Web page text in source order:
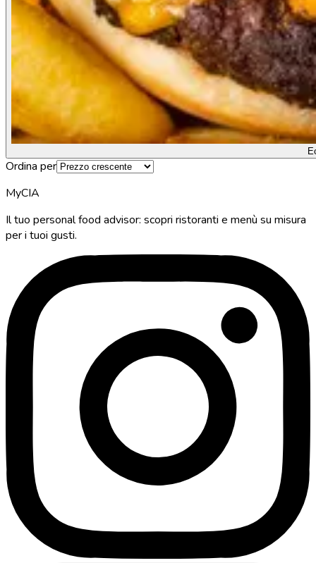
Ordina per
MyCIA
Il tuo personal food advisor: scopri ristoranti e menù su misura
per i tuoi gusti.